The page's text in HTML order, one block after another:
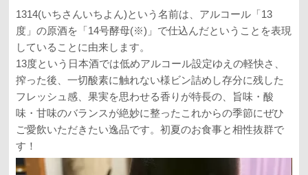
1314(いちさんいちよん)という名前は、アルコール「13
度」の原酒を「14号酵母(※)」で仕込んだということを表現
していることに由来します。
13度という日本酒では低めアルコール設定ゆえの軽快さ、
搾った後、一切酸素に触れない様ビン詰めし存分に残した
フレッシュ感、果実を思わせる香りが特長の、旨味・酸
味・甘味のバランスが絶妙に整ったこれからの季節にぜひ
ご愛飲いただきたい逸品です。初夏のお食事と相性抜群で
す！